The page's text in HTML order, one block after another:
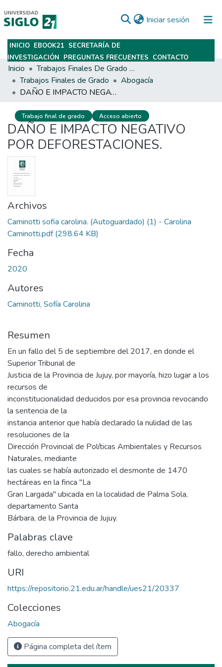
Iniciar sesión (current)
Subir
INICIO EBOOK21 SECRETARÍA DE
INVESTIGACIÓN PREGUNTAS FRECUENTES CONTACTO
Inicio
Trabajos Finales De Grado Y Posgrado
Trabajos Finales de Grado
Abogacía
DAÑO E IMPACTO NEGATIVO POR DEFORESTACIONES.
Trabajo final de grado Acceso abierto
DAÑO E IMPACTO NEGATIVO
POR DEFORESTACIONES.
Archivos
Caminotti sofia carolina. (Autoguardado) (1) - Carolina
Caminotti.pdf(298.64 KB)
Fecha
2020
Autores
Caminotti, Sofía Carolina
Resumen
En un fallo del 5 de septiembre del 2017, en donde el
Superior Tribunal de
Justicia de la Provincia de Jujuy, por mayoría, hizo lugar a los
recursos de
inconstitucionalidad deducidos por esa provincia revocando
la sentencia de la
instancia anterior que había declarado la nulidad de las
resoluciones de la
Dirección Provincial de Políticas Ambientales y Recursos
Naturales, mediante
las cuales se había autorizado el desmonte de 1470
hectáreas en la finca "La
Gran Largada" ubicada en la localidad de Palma Sola,
departamento Santa
Bárbara, de la Provincia de Jujuy.
Palabras clave
fallo, derecho ambiental
URI
https://repositorio.21.edu.ar/handle/ues21/20337
Colecciones
Abogacía
Página completa del ítem